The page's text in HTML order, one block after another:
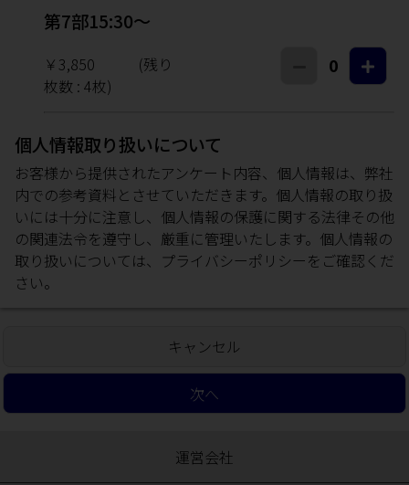
第7部15:30～
￥3,850 (残り
枚数 : 4枚)
0
個人情報取り扱いについて
お客様から提供されたアンケート内容、個人情報は、弊社
内での参考資料とさせていただきます。個人情報の取り扱
いには十分に注意し、個人情報の保護に関する法律その他
の関連法令を遵守し、厳重に管理いたします。個人情報の
取り扱いについては、 プライバシーポリシーをご確認くだ
さい。
キャンセル
次へ
運営会社